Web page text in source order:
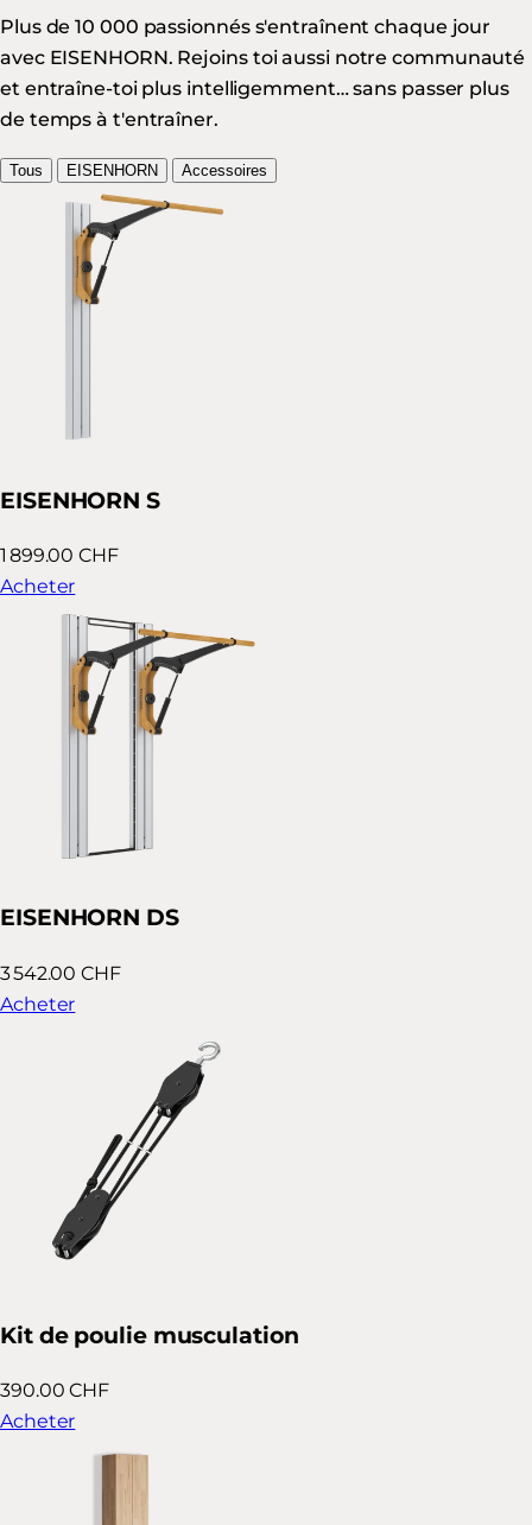
Plus de 10 000 passionnés s'entraînent chaque jour
avec EISENHORN. Rejoins toi aussi notre communauté
et entraîne-toi plus intelligemment… sans passer plus
de temps à t'entraîner.
Tous EISENHORN Accessoires
EISENHORN S
1 899.00 CHF
Acheter
EISENHORN DS
3 542.00 CHF
Acheter
Kit de poulie musculation
390.00 CHF
Acheter